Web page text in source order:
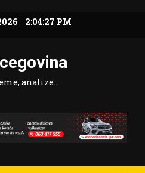
2:04:28 PM
analize…